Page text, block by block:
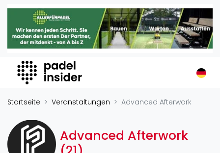
Padel Insider
Home
Organisationen
Buchungssysteme
Padel-Shops
Padelplatzbauer
Verschiedenes
Startseite Veranstaltungen Advanced Afterwork
Advanced Afterwork